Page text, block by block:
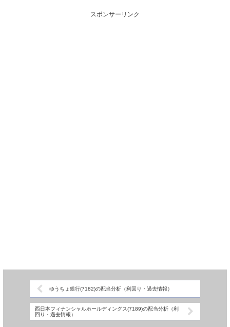
ど、表とグラフでわかりやすく
掲載、配当利回りランキングも
スポンサーリンク
ゆうちょ銀行(7182)の配当分析（利回り・過去情報）
西日本フィナンシャルホールディングス(7189)の配当分析（利
回り・過去情報）